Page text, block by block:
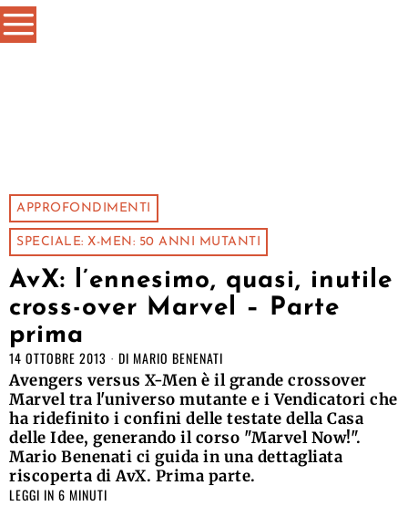
APPROFONDIMENTI
SPECIALE: X-MEN: 50 ANNI MUTANTI
AvX: l’ennesimo, quasi, inutile
cross-over Marvel – Parte
prima
14 OTTOBRE 2013 DI MARIO BENENATI
Avengers versus X-Men è il grande crossover
Marvel tra l'universo mutante e i Vendicatori che
ha ridefinito i confini delle testate della Casa
delle Idee, generando il corso "Marvel Now!".
Mario Benenati ci guida in una dettagliata
riscoperta di AvX. Prima parte.
LEGGI IN 6 MINUTI